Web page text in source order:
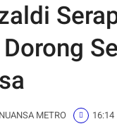
METRO 16:14